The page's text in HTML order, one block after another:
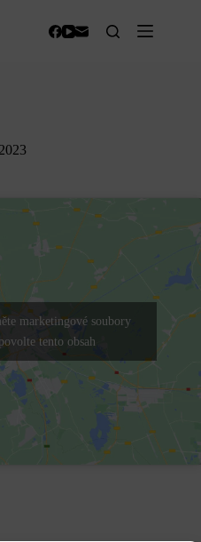
marketingové soubory
tento obsah